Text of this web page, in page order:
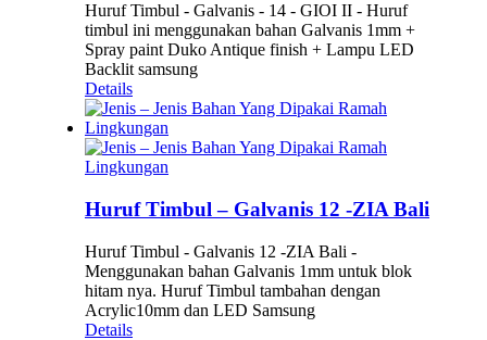
Huruf Timbul - Galvanis - 14 - GIOI II - Huruf
timbul ini menggunakan bahan Galvanis 1mm +
Spray paint Duko Antique finish + Lampu LED
Backlit samsung
Details
Huruf Timbul – Galvanis 12 -ZIA Bali
Huruf Timbul - Galvanis 12 -ZIA Bali -
Menggunakan bahan Galvanis 1mm untuk blok
hitam nya. Huruf Timbul tambahan dengan
Acrylic10mm dan LED Samsung
Details